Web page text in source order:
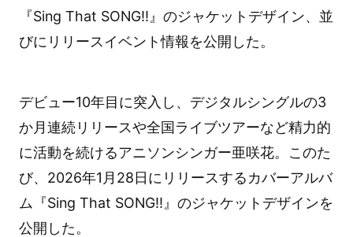
『Sing That SONG!!』のジャケットデザイン、並
びにリリースイベント情報を公開した。
デビュー10年目に突入し、デジタルシングルの3
か月連続リリースや全国ライブツアーなど精力的
に活動を続けるアニソンシンガー亜咲花。このた
び、2026年1月28日にリリースするカバーアルバ
ム『Sing That SONG!!』のジャケットデザインを
公開した。